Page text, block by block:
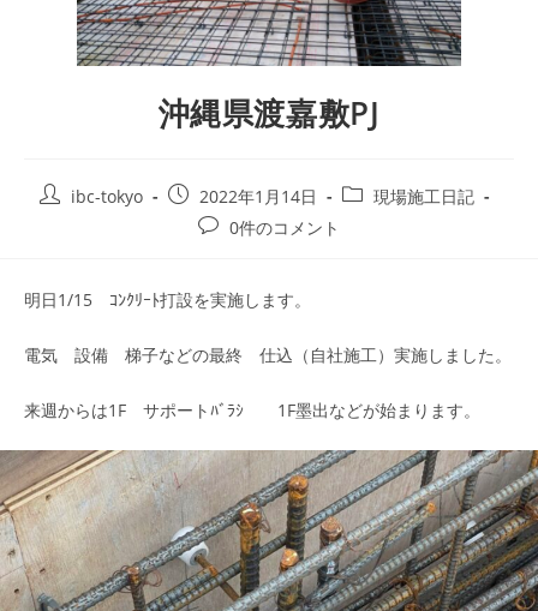
沖縄県渡嘉敷PJ
ibc-tokyo 2022年1月14日
現場施工日記
0件のコメント
明日1/15 ｺﾝｸﾘｰﾄ打設を実施します。
電気 設備 梯子などの最終 仕込（自社施工）実施しました。
来週からは1F サポートﾊﾞﾗｼ 1F墨出などが始まります。